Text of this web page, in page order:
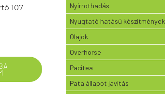
107
Nyírrothadás
Nyugtató hatású készítmények
Olajok
Overhorse
Pacitea
Pata állapot javítás